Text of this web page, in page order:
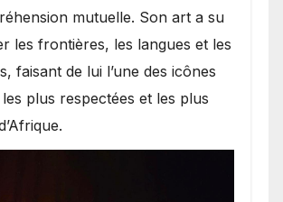
mutuelle. Son art a su
les frontières, les langues et les
faisant de lui l’une des icônes
plus respectées et les plus